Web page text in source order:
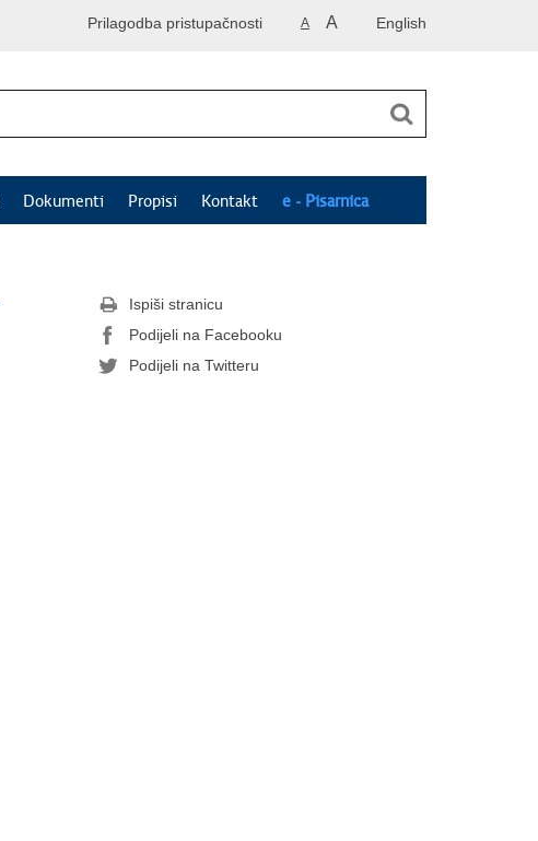
English
A A
Prilagodba pristupačnosti
Dokumenti Propisi Kontakt e - Pisarnica
Ispiši stranicu
Podijeli na Facebooku
Podijeli na Twitteru